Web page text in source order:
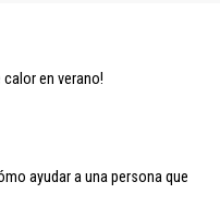
calor en verano!
ayudar a una persona que